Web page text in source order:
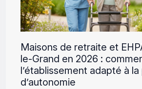
Maisons de retraite et
le-Grand en 2026 :
l’établissement adapté à
d’autonomie